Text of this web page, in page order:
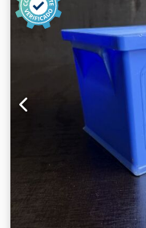
fotografías) •
desmontada de una
• Fabricante: Siemens
trifásica Dodpfxjydv I
2950 rpm (50 Hz) •
• Montaje: IM B3 •
bomba Estado: •
normales de uso, sin
bridas completos (ver
bomba + motor +
para aplicaciones
energía, industria
por una unidad.